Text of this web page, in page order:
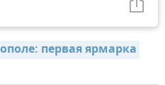
первая ярмарка